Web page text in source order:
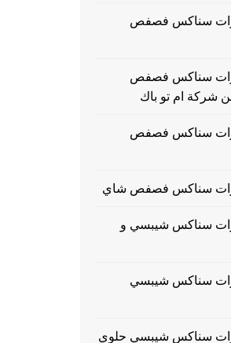
سناكس فصفص
سناكس فصفص
شركة ام تو باك
سناكس فصفص
سناكس فصفص شاي
سناكس شيبسي و
سناكس شيبسي
سناكس شيبسي حلوي